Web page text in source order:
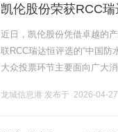
凯伦股份荣获RCC
近日，凯伦股份凭借卓越的
联RCC瑞达恒评选的“中国防
大众投票环节主要面向广大
达.........
龙城信息港 发布于 2026-04-27